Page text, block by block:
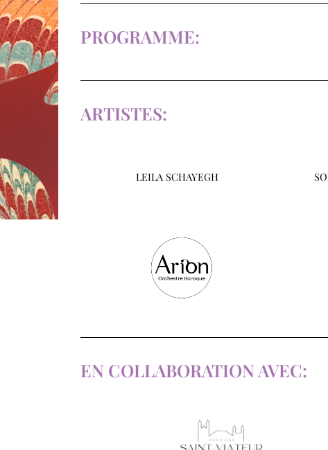
PROGRAMME:
ARTISTES:
LEILA SCHAYEGH
EN COLLABORATION AVEC: